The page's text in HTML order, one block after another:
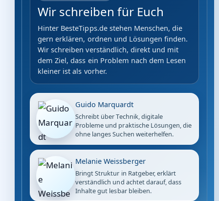
Wir schreiben für Euch
Hinter BesteTipps.de stehen Menschen, die
gern erklären, ordnen und Lösungen finden.
Wir schreiben verständlich, direkt und mit
dem Ziel, dass ein Problem nach dem Lesen
kleiner ist als vorher.
Guido Marquardt
Schreibt über Technik, digitale
Probleme und praktische Lösungen, die
ohne langes Suchen weiterhelfen.
Melanie Weissberger
Bringt Struktur in Ratgeber, erklärt
verständlich und achtet darauf, dass
Inhalte gut lesbar bleiben.